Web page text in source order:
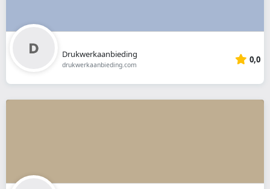
Drukwerkaanbieding
drukwerkaanbieding.com 0,0